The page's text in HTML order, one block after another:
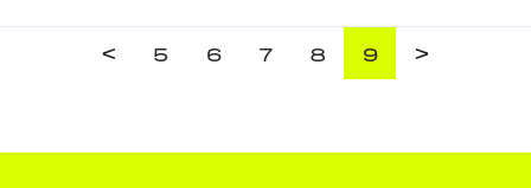
< 5 6 7 8 9 >